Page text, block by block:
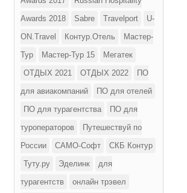
Awards 2018
Sabre Travelport
U-
ON.Travel
Контур.Отель
Мастер-
Тур
Мастер-Тур 15
Мегатек
ОТДЫХ 2021
ОТДЫХ 2022
ПО
для авиакомпаний
ПО для отелей
ПО для турагентства
ПО для
туроператоров
Путешествуй по
России
САМО-Софт
СКБ Контур
Туту.ру
Эделинк
для
турагентств
онлайн трэвел